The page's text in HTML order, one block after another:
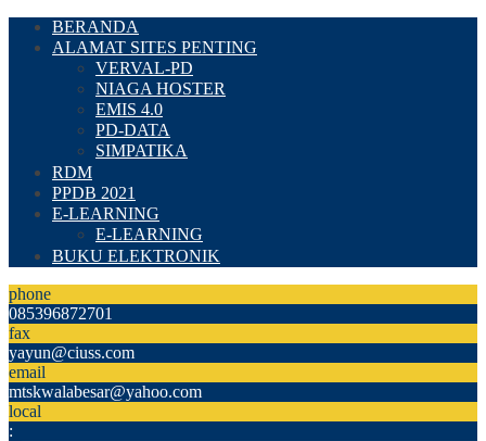
BERANDA
ALAMAT SITES PENTING
VERVAL-PD
NIAGA HOSTER
EMIS 4.0
PD-DATA
SIMPATIKA
RDM
PPDB 2021
E-LEARNING
E-LEARNING
BUKU ELEKTRONIK
phone
085396872701
fax
yayun@ciuss.com
email
mtskwalabesar@yahoo.com
local
: